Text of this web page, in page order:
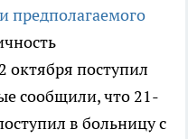
предполагаемого
октября поступил
сообщили, что 21-
в больницу с